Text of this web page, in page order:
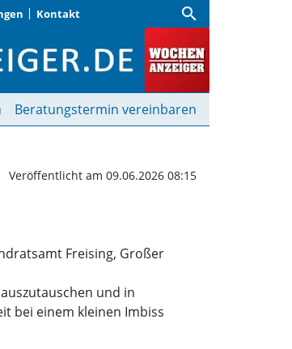
Kontakt search
Wochenanzeiger
Beratungstermin vereinbaren
Veröffentlicht am 09.06.2026 08:15
Freising, Großer
und in
bei einem kleinen Imbiss